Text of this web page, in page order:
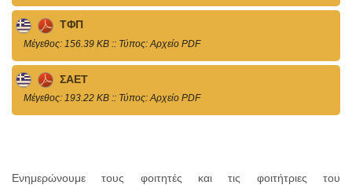
ΤΦΠ
Mέγεθος: 156.39 KB :: Τύπος: Αρχείο PDF
ΣΑΕΤ
Mέγεθος: 193.22 KB :: Τύπος: Αρχείο PDF
Ενημερώνουμε τους φοιτητές και τις φοιτήτριες του